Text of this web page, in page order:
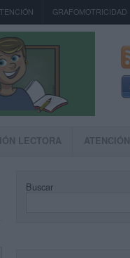
GRAFOMOTRICIDAD
LECTORA ATENCIÓN
Buscar